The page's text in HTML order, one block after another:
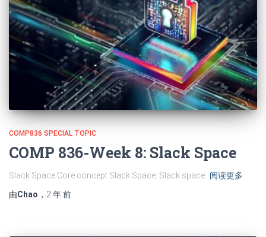
COMP836 SPECIAL TOPIC
COMP 836-Week 8: Slack Space
Slack Space Core concept Slack Space: Slack space 阅读更多
由Chao ， 2 年前